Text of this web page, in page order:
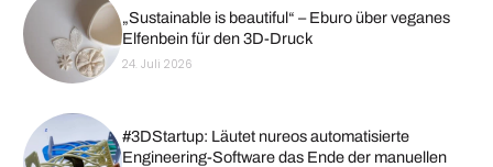
„Sustainable is beautiful“ – Eburo über veganes
Elfenbein für den 3D-Druck
24. Juli 2026
#3DStartup: Läutet nureos automatisierte
Engineering-Software das Ende der manuellen